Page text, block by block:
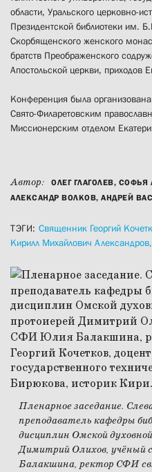
области, Уральского церковно-
Президентской библиотеки им.
Скорбященского женского
братств Преображенского
Апостольской церкви, приходов
Конференция была
Свято-Филаретовским
Миссионерским отделом
Автор: ОЛЕГ ГЛАГОЛЕВ,
АЛЕКСАНДР ВОЛКОВ, АНДРЕЙ
ТЭГИ: Священник Георгий
Кирилл Михайлович Александров,
Пленарное заседание.
преподаватель кафедры
дисциплин Омской
Димитрий Олихов,
Балакшина, ректор СФИ